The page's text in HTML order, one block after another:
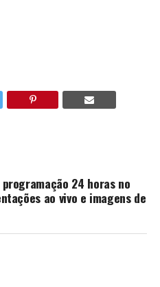
24 horas no
ao vivo e imagens de